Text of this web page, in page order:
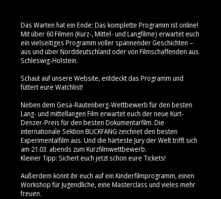
Das Warten hat ein Ende: Das komplette Programm ist online!
Mit über 60 Filmen (Kurz-, Mittel- und Langfilme) erwartet euch
ein vielseitiges Programm voller spannender Geschichten –
aus und über Norddeutschland oder von Filmschaffenden aus
Schleswig-Holstein.
Schaut auf unsere Website, entdeckt das Programm und
füttert eure Watchlist!
Neben dem Gesa-Rautenberg-Wettbewerb für den besten
Lang- und mittellangen Film erwartet euch der neue Kurt-
Denzer-Preis für den besten Dokumentarfilm. Die
internationale Sektion BLICKFANG zeichnet den besten
Experimentalfilm aus. Und die härteste Jury der Welt trifft sich
am 21.03. abends zum Kurzfilmwettbewerb.
Kleiner Tipp: Sichert euch jetzt schon eure Tickets!
Außerdem könnt ihr euch auf ein Kinderfilmprogramm, einen
Workshop für Jugendliche, eine Masterclass und vieles mehr
freuen.